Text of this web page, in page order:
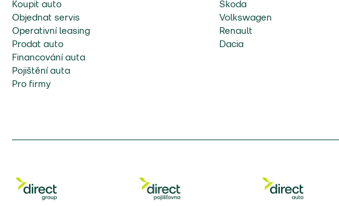
Koupit auto
Objednat servis
Operativní leasing
Prodat auto
Financování auta
Pojištění auta
Pro firmy
Škoda
Volkswagen
Renault
Dacia